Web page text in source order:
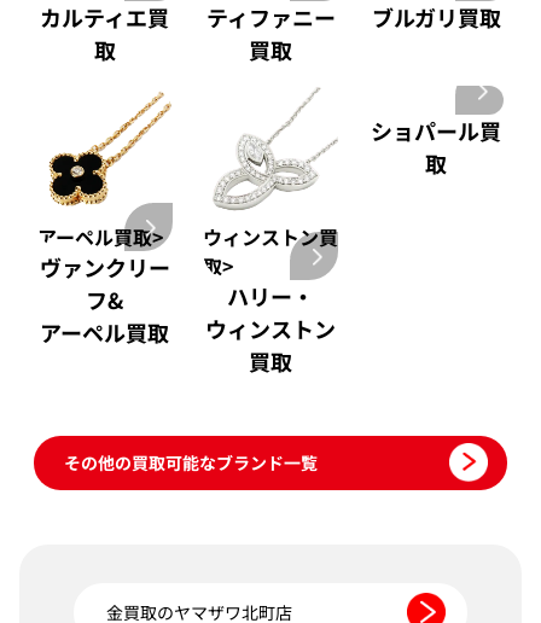
カルティエ買
取
ティファニー
買取
ブルガリ買取
アーペル買取>
ヴァンクリー
フ&
アーペル買取
ウィンストン買
取>
ハリー・
ウィンストン
買取
ショパール買
取
その他の買取可能なブランド一覧
金買取のヤマザワ北町店